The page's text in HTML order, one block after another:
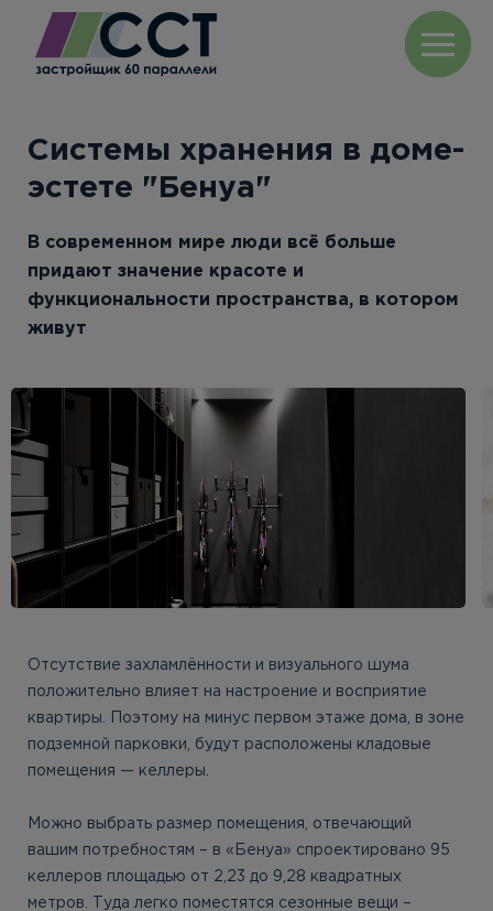
Системы хранения в доме-
эстете "Бенуа"
В современном мире люди всё больше
придают значение красоте и
функциональности пространства, в котором
живут
Отсутствие захламлённости и визуального шума
положительно влияет на настроение и восприятие
квартиры. Поэтому на минус первом этаже дома, в зоне
подземной парковки, будут расположены кладовые
помещения — келлеры.
Можно выбрать размер помещения, отвечающий
вашим потребностям – в «Бенуа» спроектировано 95
келлеров площадью от 2,23 до 9,28 квадратных
метров. Туда легко поместятся сезонные вещи –